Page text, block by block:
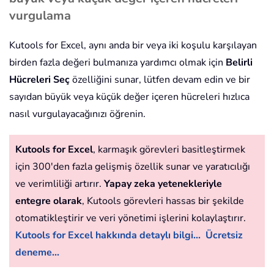
vurgulama
Kutools for Excel, aynı anda bir veya iki koşulu karşılayan
birden fazla değeri bulmanıza yardımcı olmak için Belirli
Hücreleri Seçözelliğini sunar, lütfen devam edin ve bir
sayıdan büyük veya küçük değer içeren hücreleri hızlıca
nasıl vurgulayacağınızı öğrenin.
Kutools for Excel, karmaşık görevleri basitleştirmek
için 300'den fazla gelişmiş özellik sunar ve yaratıcılığı
ve verimliliği artırır. Yapay zeka yetenekleriyle
entegre olarak, Kutools görevleri hassas bir şekilde
otomatikleştirir ve veri yönetimi işlerini kolaylaştırır.
Kutools for Excel hakkında detaylı bilgi... Ücretsiz
deneme...